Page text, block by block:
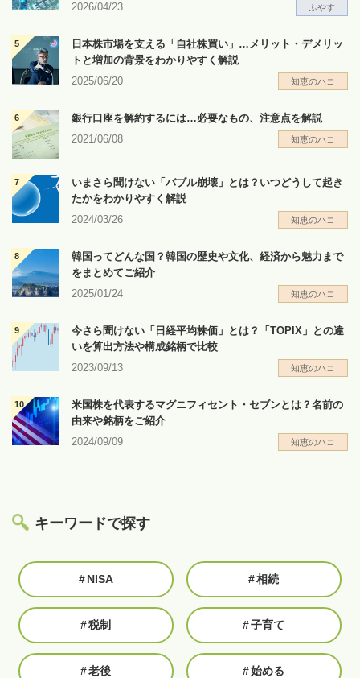
2026/04/23
ふやす
日本株市場を支える「自社株買い」…メリット・デメリッ
トと増加の背景をわかりやすく解説
2025/06/20
知恵のハコ
銀行口座を解約するには…必要なもの、注意点を解説
2021/06/08
知恵のハコ
いまさら聞けない「バブル崩壊」とは？いつどうして起き
たかをわかりやすく解説
2024/03/26
知恵のハコ
韓国ってどんな国？韓国の歴史や文化、経済から魅力まで
をまとめてご紹介
2025/01/24
知恵のハコ
今さら聞けない「日経平均株価」とは？「TOPIX」との違
いを算出方法や構成銘柄で比較
2023/09/13
知恵のハコ
米国株を代表するマグニフィセント・セブンとは？名前の
由来や銘柄をご紹介
2024/09/09
知恵のハコ
キーワードで探す
#NISA #相続
#税制 #子育て
#老後 #始める